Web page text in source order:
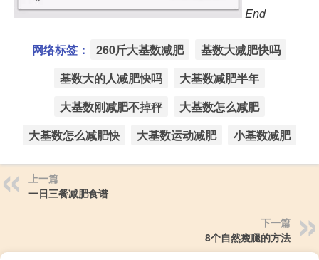
End
网络标签： 260斤大基数减肥
基数大减肥快吗
基数大的人减肥快吗
大基数减肥半年
大基数刚减肥不掉秤
大基数怎么减肥
大基数怎么减肥快
大基数运动减肥 小基数减肥
上一篇
一日三餐减肥食谱
下一篇
8个自然瘦腿的方法